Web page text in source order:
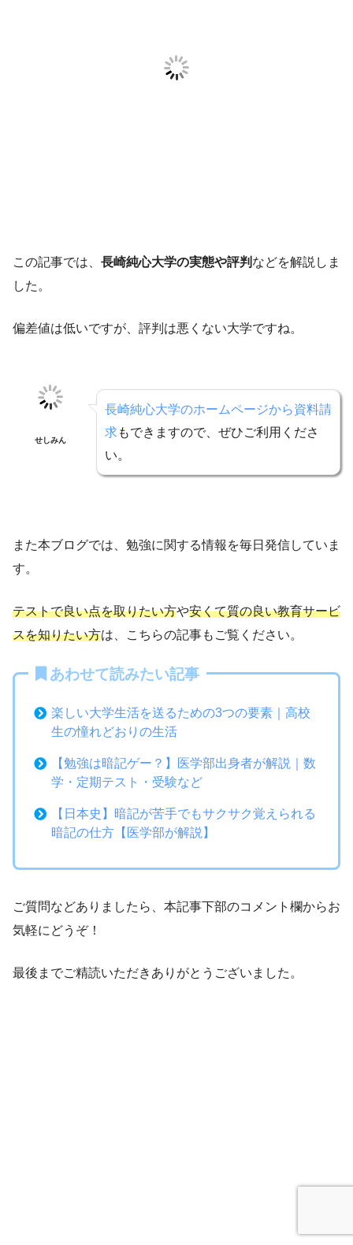
この記事では、 長崎純心大学の実態や評判 などを解説しま
した。
偏差値は低いですが、評判は悪くない大学ですね。
せしみん
長崎純心大学のホームページから資料請
求もできますので、ぜひご利用くださ
い。
また本ブログでは、勉強に関する情報を毎日発信していま
す。
テストで良い点を取りたい方や安くて質の良い教育サービ
スを知りたい方は、こちらの記事もご覧ください。
あわせて読みたい記事
楽しい大学生活を送るための3つの要素｜高校
生の憧れどおりの生活
【勉強は暗記ゲー？】医学部出身者が解説｜数
学・定期テスト・受験など
【日本史】暗記が苦手でもサクサク覚えられる
暗記の仕方【医学部が解説】
ご質問などありましたら、本記事下部のコメント欄からお
気軽にどうぞ！
最後までご精読いただきありがとうございました。